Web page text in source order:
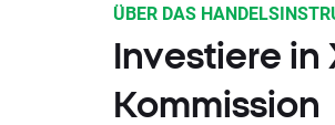
ÜBER DAS
Investiere in
Kommission